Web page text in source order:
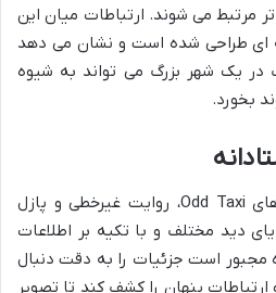
مرتبط می شوند. ارتباطات میان این
ای طراحی شده است و نشان می دهد
در یک شهر بزرگ می تواند به شیوه
بخورد.
یکی از برجسته ترین ویژگی های Odd Taxi، روایت غیرخطی و پازل
دید مختلف و با تکیه بر اطلاعات
مجبور است جزئیات را به دقت دنبال
پنهان را کشف کند تا تصویر